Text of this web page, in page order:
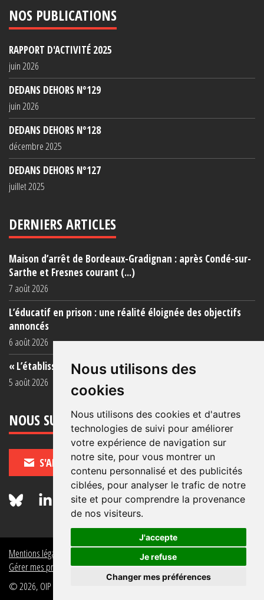
Nous utilisons des
cookies
Nous utilisons des cookies et d'autres
technologies de suivi pour améliorer
votre expérience de navigation sur
notre site, pour vous montrer un
contenu personnalisé et des publicités
ciblées, pour analyser le trafic de notre
site et pour comprendre la provenance
de nos visiteurs.
J'accepte
Je refuse
Changer mes préférences
NOS PUBLICATIONS
RAPPORT D'ACTIVITÉ 2025
juin 2026
DEDANS DEHORS N°129
juin 2026
DEDANS DEHORS N°128
décembre 2025
DEDANS DEHORS N°127
juillet 2025
DERNIERS ARTICLES
Maison d’arrêt de Bordeaux-Gradignan : après Condé-sur-
Sarthe et Fresnes courant (...)
7 août 2026
L’éducatif en prison : une réalité éloignée des objectifs
annoncés
6 août 2026
« L’établissement est une porcherie totale »
5 août 2026
NOUS SUIVRE
S'ABONNER
Mentions légales
Politique de données personnelles
Gérer mes préférences de données personnelles
© 2026, OIP Section FR